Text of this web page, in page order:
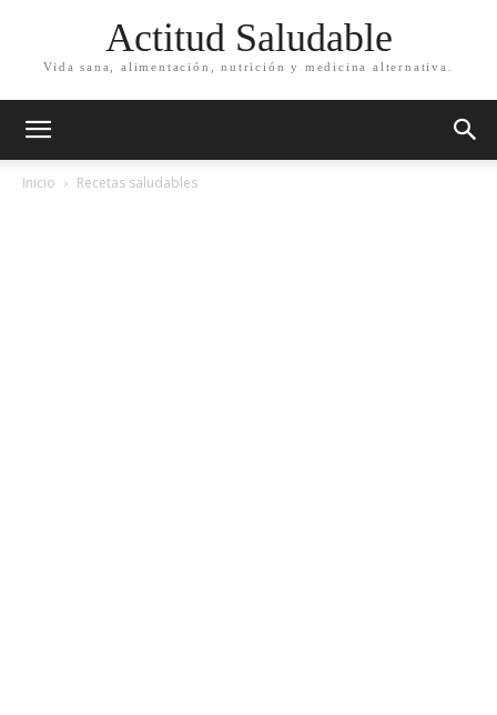
Actitud Saludable
Vida sana, alimentación, nutrición y medicina alternativa.
Inicio Recetas saludables